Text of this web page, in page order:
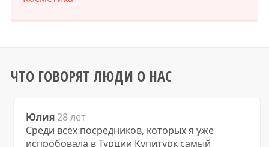
ЧТО ГОВОРЯТ ЛЮДИ О НАС
Юлия 28 лет
Среди всех посредников, которых я уже
испробовала в Турции Купитурк самый